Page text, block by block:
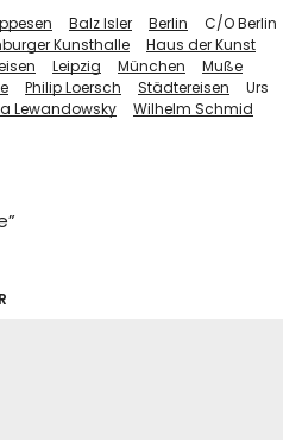
Balz Isler Berlin
C/O Berlin
Kunsthalle
Haus der Kunst
Leipzig München
Muße
Philip Loersch Städtereisen
Urs
Lewandowsky
Wilhelm Schmid
”